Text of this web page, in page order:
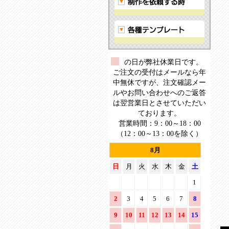
の日が弊社休業日です。
ご注文の受付はメールなら年
中無休ですが、注文確認メー
ルやお問い合わせへのご返答
は翌営業日とさせていただい
ております。
営業時間：9：00～18：00
（12：00～13：00を除く）
8月
日 月 火 水 木 金 土
1
2 3 4 5 6 7 8
9 10 11 12 13 14 15